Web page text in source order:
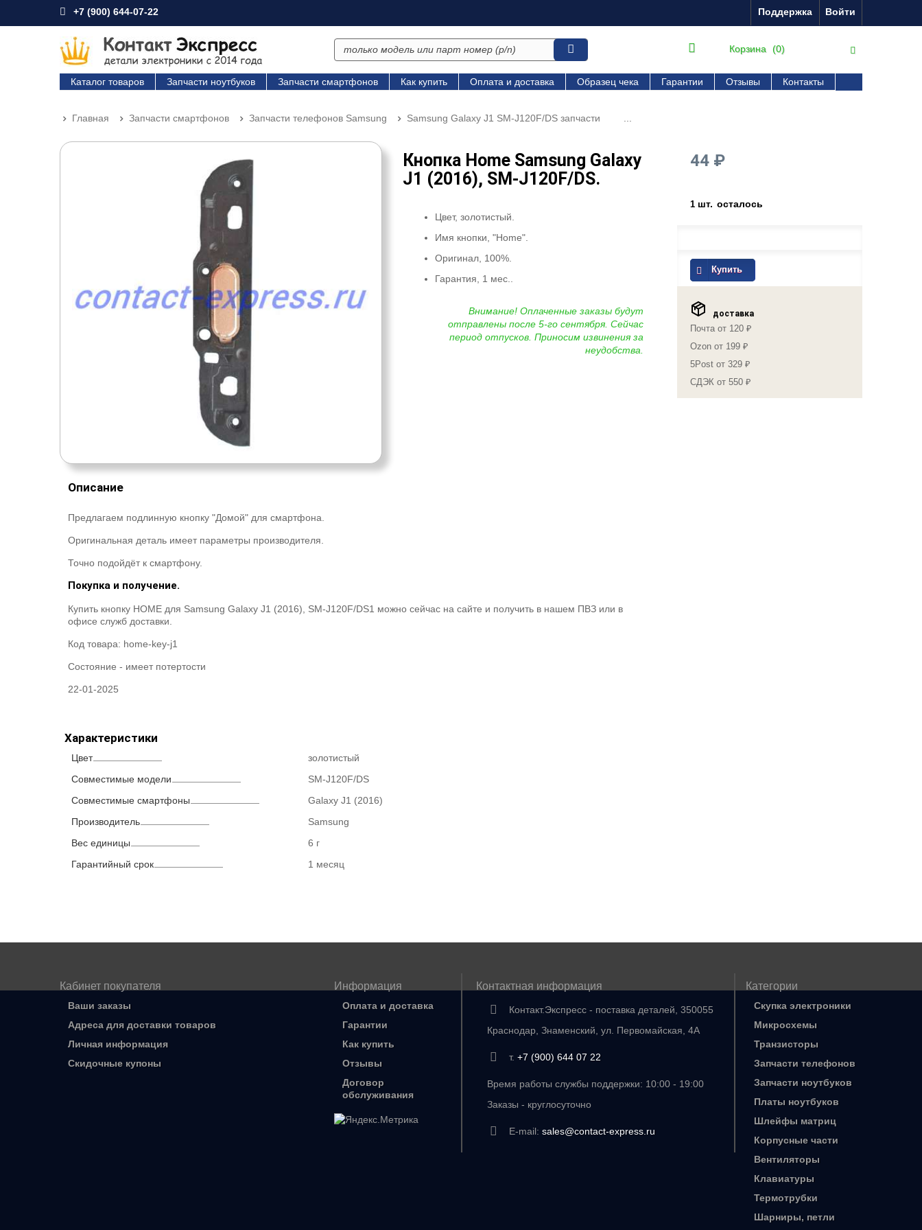
Войти
Поддержка
+7 (900) 644-07-22
Корзина (0)
Каталог товаров Запчасти ноутбуков Запчасти смартфонов Как купить Оплата и доставка Образец чека Гарантии Отзывы Контакты
Главная Запчасти смартфонов Запчасти телефонов Samsung Samsung Galaxy J1 SM-J120F/DS запчасти
Кнопка Home Samsung Galaxy
J1 (2016), SM-J120F/DS.
Цвет, золотистый.
Имя кнопки, "Home".
Оригинал, 100%.
Гарантия, 1 мес..
Внимание! Оплаченные заказы будут
отправлены после 5-го сентября. Сейчас
период отпусков. Приносим извинения за
неудобства.
44 ₽
1 шт. осталось
Купить
доставка
Почта от 120 ₽
Ozon от 199 ₽
5Post от 329 ₽
СДЭК от 550 ₽
Описание
Предлагаем подлинную кнопку "Домой" для смартфона.
Оригинальная деталь имеет параметры производителя.
Точно подойдёт к смартфону.
Покупка и получение.
Купить кнопку HOME для Samsung Galaxy J1 (2016), SM-J120F/DS1 можно сейчас на сайте и получить в нашем ПВЗ или в
офисе служб доставки.
Код товара: home-key-j1
Состояние - имеет потертости
22-01-2025
Характеристики
Цвет
золотистый
Совместимые модели
SM-J120F/DS
Совместимые смартфоны
Galaxy J1 (2016)
Производитель
Samsung
Вес единицы
6 г
Гарантийный срок
1 месяц
Кабинет покупателя
Ваши заказы
Адреса для доставки товаров
Личная информация
Скидочные купоны
Информация
Оплата и доставка
Гарантии
Как купить
Отзывы
Договор
обслуживания
Контактная информация
Контакт.Экспресс - поставка деталей, 350055
Краснодар, Знаменский, ул. Первомайская, 4А
т. +7 (900) 644 07 22
Время работы службы поддержки: 10:00 - 19:00
Заказы - круглосуточно
E-mail: sales@contact-express.ru
Категории
Скупка электроники
Микросхемы
Транзисторы
Запчасти телефонов
Запчасти ноутбуков
Платы ноутбуков
Шлейфы матриц
Корпусные части
Вентиляторы
Клавиатуры
Термотрубки
Шарниры, петли